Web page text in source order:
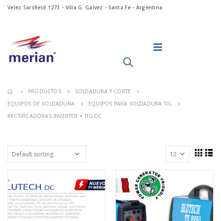
Velez Sarsfield 1273 - Villa G. Gálvez - Santa Fe - Argentina
PRODUCTOS
SOLDADURA Y CORTE
EQUIPOS DE SOLDADURA
EQUIPOS PARA SOLDADURA TIG
RECTIFICADORAS INVERTER + TIG DC